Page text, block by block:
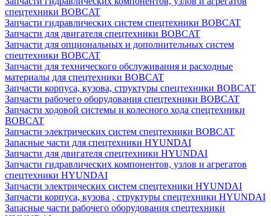
спецтехники BOBCAT
Запчасти гидравлических систем спецтехники BOBCAT
Запчасти для двигателя спецтехники BOBCAT
Запчасти для опциональных и дополнительных систем
спецтехники BOBCAT
Запчасти для технического обслуживания и расходные
материалы для спецтехники BOBCAT
Запчасти корпуса, кузова, структуры спецтехники BOBCAT
Запчасти рабочего оборудования спецтехники BOBCAT
Запчасти ходовой системы и колесного хода спецтехники
BOBCAT
Запчасти электрических систем спецтехники BOBCAT
Запасные части для спецтехники HYUNDAI
Запчасти для двигателя спецтехники HYUNDAI
Запчасти гидравлических компонентов, узлов и агрегатов
спецтехники HYUNDAI
Запчасти электрических систем спецтехники HYUNDAI
Запчасти корпуса, кузова , структуры спецтехники HYUNDAI
Запасные части рабочего оборудования спецтехники